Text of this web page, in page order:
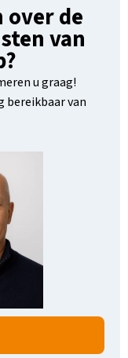
de
van
u graag!
bereikbaar van